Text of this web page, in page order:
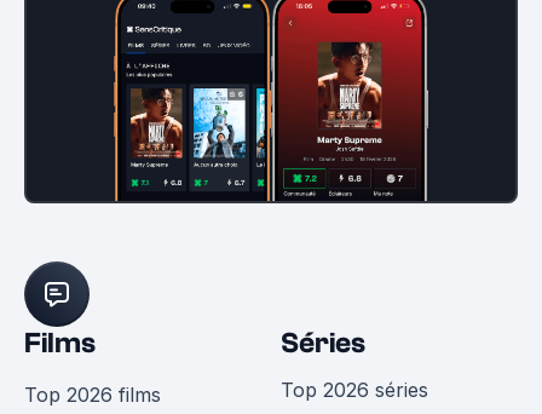
Films
Top 2026 films
Séries
Top 2026 séries